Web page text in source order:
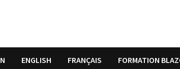
ENGLISH FRANÇAIS FORMATION